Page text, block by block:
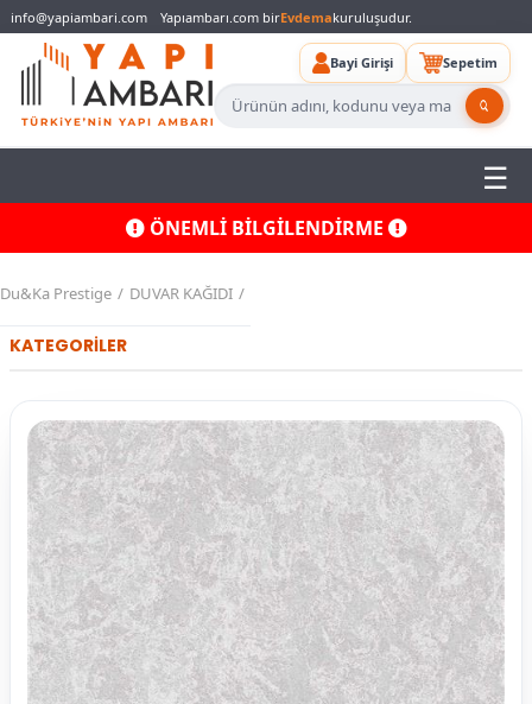
info@yapiambari.com Yapıambarı.com birEvdemakuruluşudur.
Bayi Girişi Sepetim
ÖNEMLİ BİLGİLENDİRME
Du&Ka Prestige DUVAR KAĞIDI
KATEGORİLER